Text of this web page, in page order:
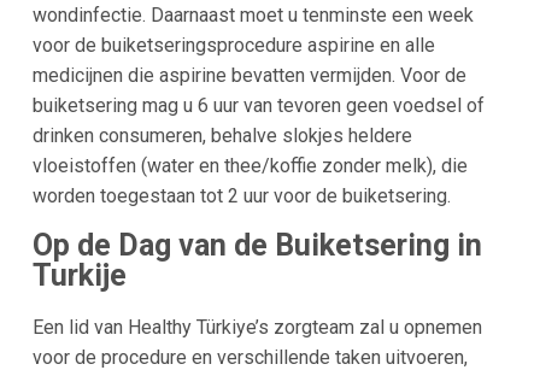
wondinfectie. Daarnaast moet u tenminste een week
voor de buiketseringsprocedure aspirine en alle
medicijnen die aspirine bevatten vermijden. Voor de
buiketsering mag u 6 uur van tevoren geen voedsel of
drinken consumeren, behalve slokjes heldere
vloeistoffen (water en thee/koffie zonder melk), die
worden toegestaan tot 2 uur voor de buiketsering.
Op de Dag van de Buiketsering in
Turkije
Een lid van Healthy Türkiye’s zorgteam zal u opnemen
voor de procedure en verschillende taken uitvoeren,